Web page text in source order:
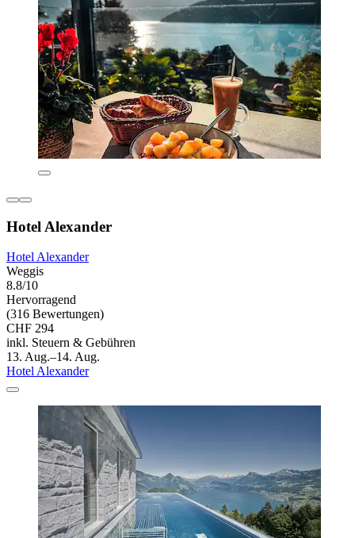
Hotel Alexander
Hotel Alexander
Weggis
8.8/10
Hervorragend
(316 Bewertungen)
CHF 294
inkl. Steuern & Gebühren
13. Aug.–14. Aug.
Hotel Alexander